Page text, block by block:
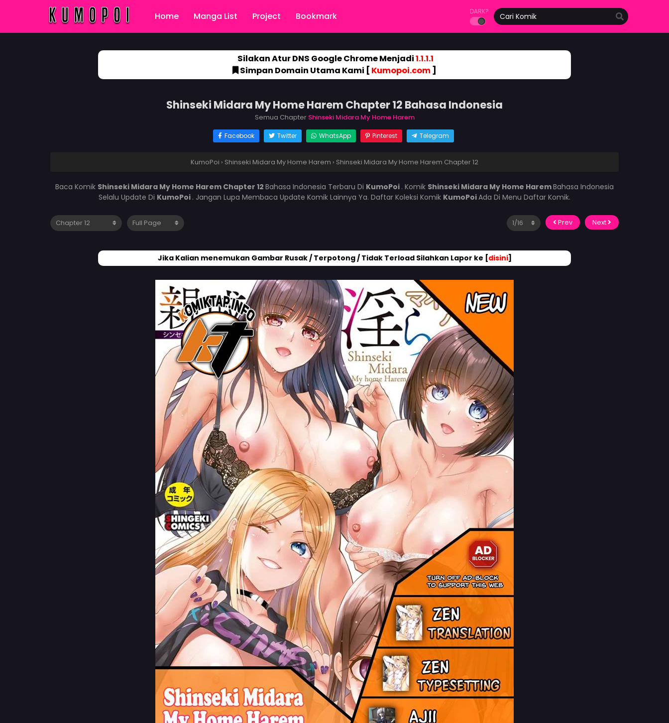
Home Manga List Project Bookmark DARK?
Silakan Atur DNS Google Chrome Menjadi1.1.1.1
Simpan Domain Utama Kami [ Kumopoi.com]
Shinseki Midara My Home Harem Chapter 12 Bahasa Indonesia
Semua Chapter Shinseki Midara My Home Harem
Facebook Twitter WhatsApp Pinterest Telegram
KumoPoi › Shinseki Midara My Home Harem › Shinseki Midara My Home Harem Chapter 12
Baca Komik Shinseki Midara My Home Harem Chapter 12 Bahasa Indonesia Terbaru Di KumoPoi . Komik Shinseki Midara My Home HaremBahasa Indonesia
Selalu Update Di KumoPoi . Jangan Lupa Membaca Update Komik Lainnya Ya. Daftar Koleksi Komik KumoPoiAda Di Menu Daftar Komik.
Prev Next
Jika Kalian menemukan Gambar Rusak / Terpotong / Tidak Terload Silahkan Lapor ke [disini]